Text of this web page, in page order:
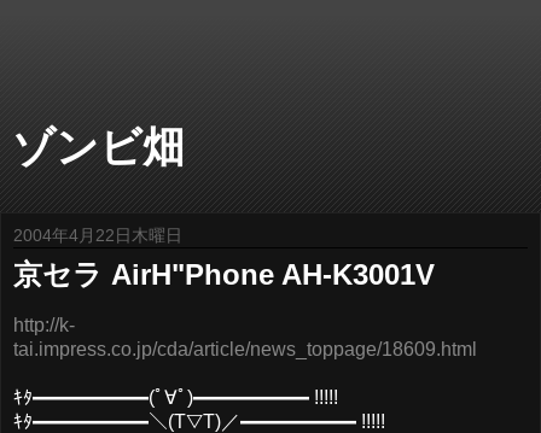
ゾンビ畑
2004年4月22日木曜日
京セラ AirH"Phone AH-K3001V
http://k-
tai.impress.co.jp/cda/article/news_toppage/18609.html
ｷﾀ━━━━━━(ﾟ∀ﾟ)━━━━━━ !!!!!
ｷﾀ━━━━━━＼(T▽T)／━━━━━━ !!!!!